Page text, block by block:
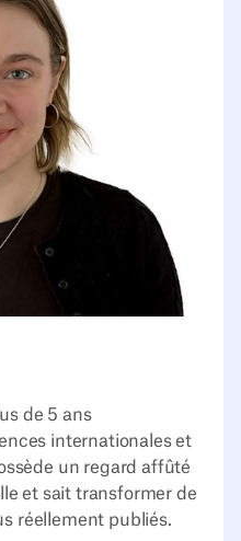
de 5 ans
internationales et
un regard affûté
et sait transformer de
réellement publiés.